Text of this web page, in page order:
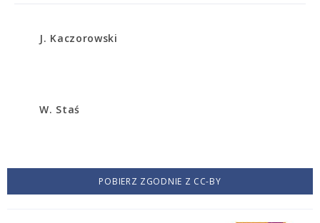
J. Kaczorowski
W. Staś
POBIERZ ZGODNIE Z CC-BY